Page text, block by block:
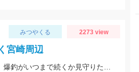
みつやくる 2273 view
宮崎周辺